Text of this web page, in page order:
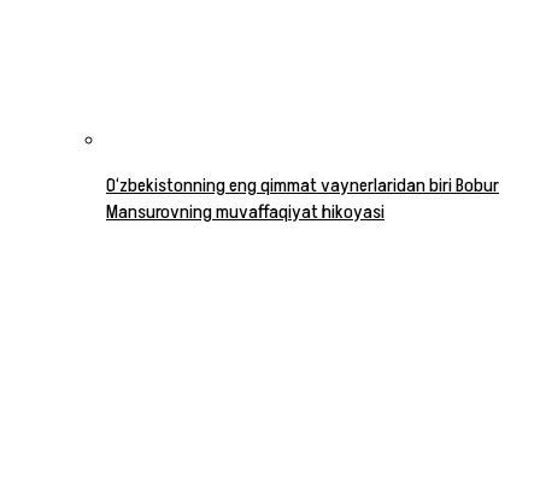
O‘zbekistonning eng qimmat vaynerlaridan biri Bobur
Mansurovning muvaffaqiyat hikoyasi